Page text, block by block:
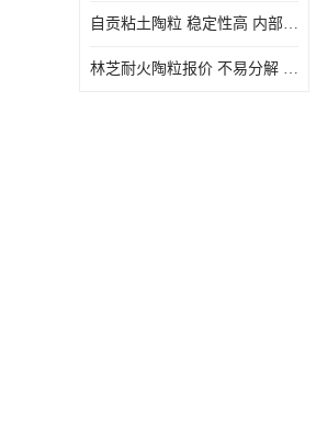
自贡粘土陶粒 稳定性高 内部空隙较大
林芝耐火陶粒报价 不易分解 便于搬运和使用